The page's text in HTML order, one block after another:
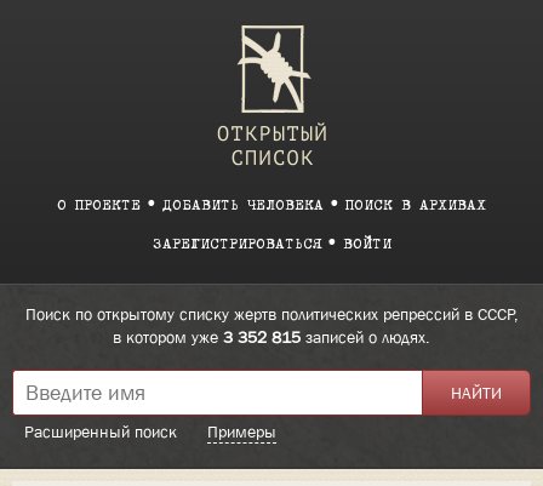
О ПРОЕКТЕ ДОБАВИТЬ ЧЕЛОВЕКА ПОИСК В АРХИВАХ
ЗАРЕГИСТРИРОВАТЬСЯ ВОЙТИ
Поиск по открытому списку жертв политических репрессий в СССР,
в котором уже 3 352 815 записей о людях.
Расширенный поиск Примеры